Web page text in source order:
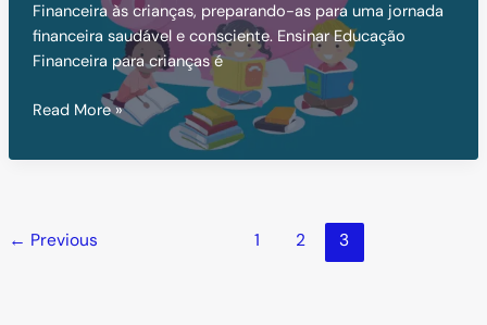
Financeira às crianças, preparando-as para uma jornada
financeira saudável e consciente. Ensinar Educação
Financeira para crianças é
Educação
para
Read More »
← Previous 1 2 3